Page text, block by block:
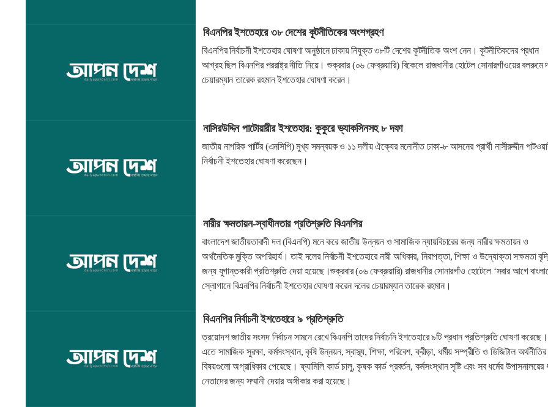
বিএনপির ইশতেহারে ৩৮ দেশের কূটনীতিকের অংশগ্রহণ
বিএনপির নির্বাচনী ইশতেহার ঘোষণা অনুষ্ঠানে ঢাকায় নিযুক্ত ৩৮টি দেশের কূটনীতিক অংশ নেন। কূটনীতিকদের প্রধান
আগ্রহ ছিল বিএনপির পররাষ্ট্র নীতি নিয়ে। শুক্রবার (০৬ ফেব্রুয়ারি) বিকেলে রাজধানীর হোটেল সোনারগাঁওয়ের বলরুমে
চেয়ারম্যান তারেক রহমান ইশতেহার ঘোষণা করেন।
নাসিরউদ্দিন পাটোয়ারীর ইশতেহার: কুকুরে ভ্যাকসিনসহ ৮ দফা
জাতীয় নাগরিক পার্টির (এনসিপি) মুখ্য সমন্বয়ক ও ১১ দলীয় ঐক্যের মনোনীত ঢাকা-৮ আসনের প্রার্থী নাসীরুদ্দীন
নির্বাচনী ইশতেহার ঘোষণা করেছেন।
নারীর ক্ষমতায়ন-স্বাধীনতার প্রতিশ্রুতি বিএনপির
বাংলাদেশ জাতীয়তাবাদী দল (বিএনপি) মনে করে জাতীয় উন্নয়ন ও সামাজিক ন্যায়বিচারের জন্য নারীর ক্ষমতায়ন ও
অর্থনৈতিক মুক্তি অপরিহার্য। তাই দলের নির্বাচনী ইশতেহারে নারী অধিকার, নিরাপত্তা, শিক্ষা ও উদ্যোক্তা সক্ষমতা
জন্য যুগান্তকারী প্রতিশ্রুতি দেয়া হয়েছে।শুক্রবার (০৬ ফেব্রুয়ারি) রাজধানীর সোনারগাঁও হোটেলে ‘সবার আগে
স্লোগানে বিএনপির নির্বাচনী ইশতেহার ঘোষণা করেন দলের চেয়ারম্যান তারেক রহমান।
বিএনপির নির্বাচনী ইশতেহারে ৯ প্রতিশ্রুতি
ত্রয়োদশ জাতীয় সংসদ নির্বাচন সামনে রেখে বিএনপি তাদের নির্বাচনি ইশতেহারে ৯টি প্রধান প্রতিশ্রুতি ঘোষণা করেছে।
এতে সামাজিক সুরক্ষা, কর্মসংস্থান, কৃষি উন্নয়ন, স্বাস্থ্য, শিক্ষা, পরিবেশ, ক্রীড়া, ধর্মীয় সম্প্রীতি ও ডিজিটাল অর্থনীতির
বিষয়গুলো অগ্রাধিকার পেয়েছে। ফ্যামিলি কার্ড চালু, কৃষক কার্ড প্রবর্তন, কর্মসংস্থান সৃষ্টি এবং সব ধর্মের উপাসনালয়ের
নেতাদের জন্য সম্মানী দেয়ার অঙ্গীকার করা হয়েছে।